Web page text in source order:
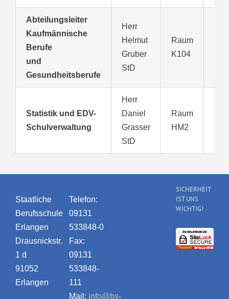
Abteilungsleiter
Kaufmännische
Berufe
und
Gesundheitsberufe
Herr
Helmut
Gruber
StD
Raum
K104
Statistik und EDV-
Schulverwaltung
Herr
Daniel
Grasser
StD
Raum
HM2
Staatliche
Berufsschule
Erlangen
Drausnickstr.
1 d
91052
Erlangen
Telefon:
09131
533848-0
Fax:
09131
533848-
111
Mail: info@bs-
SICHERHEIT
IST UNS
WICHTIG!